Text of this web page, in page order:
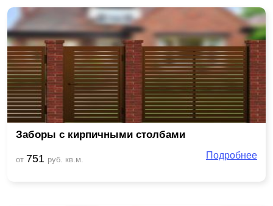
Заборы с кирпичными столбами
от 751 руб. кв.м. Подробнее